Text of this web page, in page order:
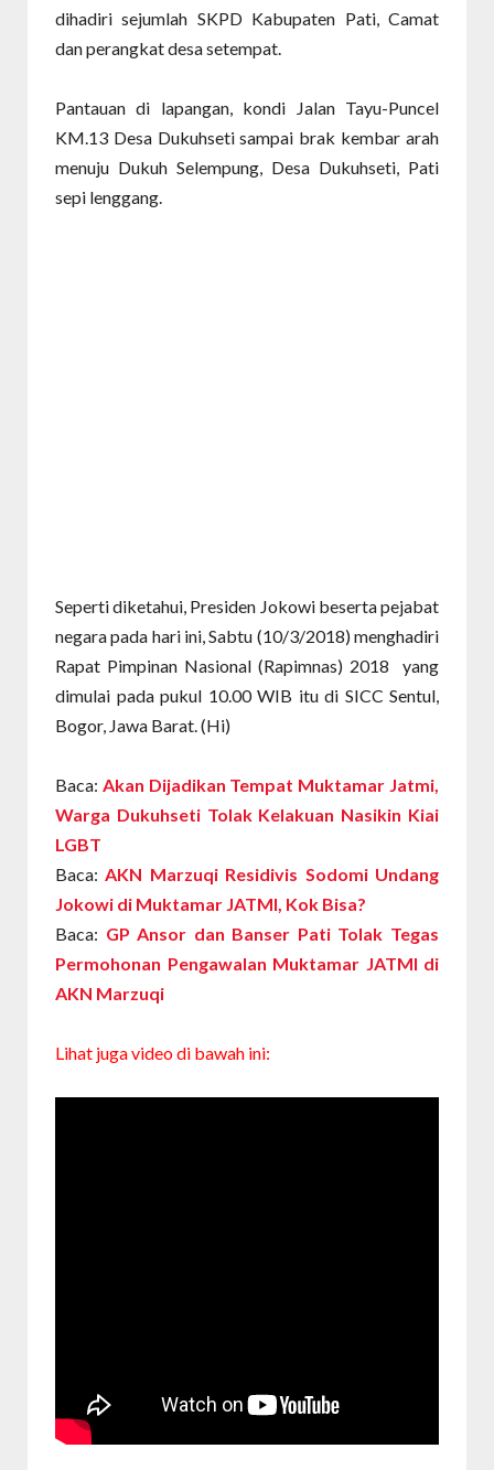
dihadiri sejumlah SKPD Kabupaten Pati, Camat
dan perangkat desa setempat.
Pantauan di lapangan, kondi Jalan Tayu-Puncel
KM.13 Desa Dukuhseti sampai brak kembar arah
menuju Dukuh Selempung, Desa Dukuhseti, Pati
sepi lenggang.
Seperti diketahui, Presiden Jokowi beserta pejabat
negara pada hari ini, Sabtu (10/3/2018) menghadiri
Rapat Pimpinan Nasional (Rapimnas) 2018 yang
dimulai pada pukul 10.00 WIB itu di SICC Sentul,
Bogor, Jawa Barat. (Hi)
Baca: Akan Dijadikan Tempat Muktamar Jatmi,
Warga Dukuhseti Tolak Kelakuan Nasikin Kiai
LGBT
Baca:AKN Marzuqi Residivis Sodomi Undang
Jokowi di Muktamar JATMI, Kok Bisa?
Baca: GP Ansor dan Banser Pati Tolak Tegas
Permohonan Pengawalan Muktamar JATMI di
AKN Marzuqi
Lihat juga video di bawah ini: